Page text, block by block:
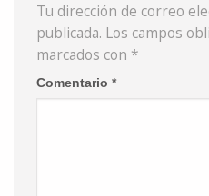
Tu dirección de correo
publicada. Los campos
marcados con *
Comentario *